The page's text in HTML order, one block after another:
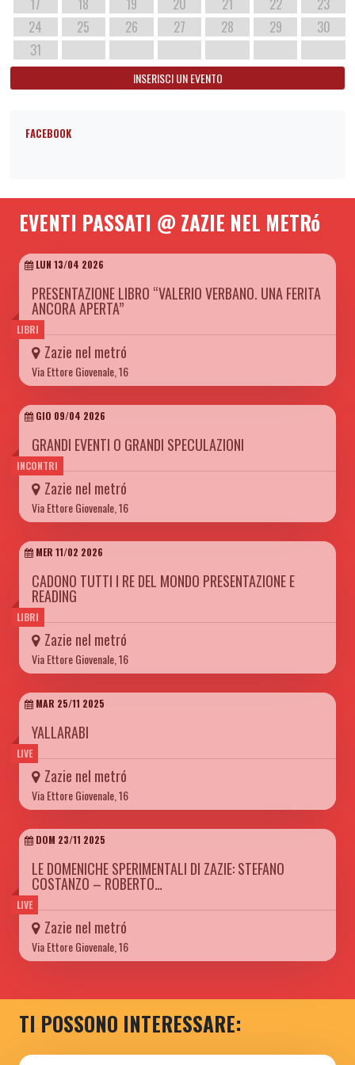
17 18 19 20 21 22
23
24
25 26 27 28 29
30
31
INSERISCI UN EVENTO
FACEBOOK
EVENTI PASSATI @ ZAZIE NEL METRó
LIBRI
LUN 13/04 2026
PRESENTAZIONE LIBRO “VALERIO VERBANO. UNA FERITA
ANCORA APERTA”
Zazie nel metró
Via Ettore Giovenale, 16
INCONTRI
GIO 09/04 2026
GRANDI EVENTI O GRANDI SPECULAZIONI
Zazie nel metró
Via Ettore Giovenale, 16
LIBRI
MER 11/02 2026
CADONO TUTTI I RE DEL MONDO PRESENTAZIONE E
READING
Zazie nel metró
Via Ettore Giovenale, 16
LIVE
MAR 25/11 2025
YALLARABI
Zazie nel metró
Via Ettore Giovenale, 16
LIVE
DOM 23/11 2025
LE DOMENICHE SPERIMENTALI DI ZAZIE: STEFANO
COSTANZO – ROBERTO…
Zazie nel metró
Via Ettore Giovenale, 16
TI POSSONO INTERESSARE: